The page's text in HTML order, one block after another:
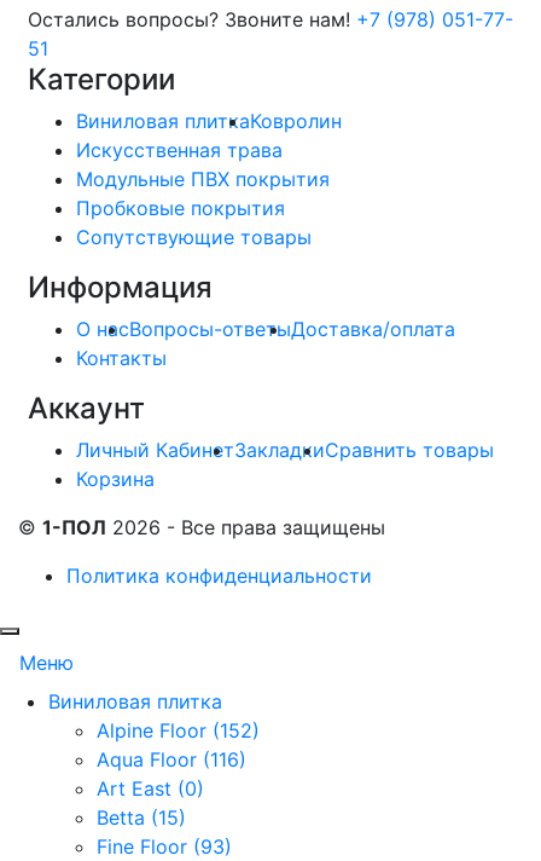
Остались вопросы? Звоните нам! +7 (978) 051-77-
51
Категории
Виниловая плиткаКовролин
Искусственная трава
Модульные ПВХ покрытия
Пробковые покрытия
Сопутствующие товары
Информация
О насВопросы-ответыДоставка/оплата
Контакты
Аккаунт
Личный КабинетЗакладкиСравнить товары
Корзина
© 1-ПОЛ 2026 - Все права защищены
Политика конфиденциальности
Меню
Виниловая плитка
Alpine Floor (152)
Aqua Floor (116)
Art East (0)
Betta (15)
Fine Floor (93)